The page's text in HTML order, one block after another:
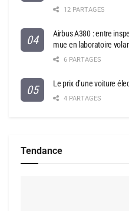
12 PARTAGES
Airbus A380 : entre
mue en laboratoire
6 PARTAGES
Le prix d’une voiture
4 PARTAGES
Tendance